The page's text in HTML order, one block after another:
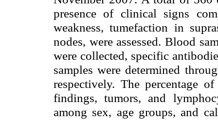
presence of clinical signs
weakness, tumefaction in
nodes, were assessed. Blood
were collected, specific
samples were determined
respectively. The percentage
findings, tumors, and
among sex, age groups, and